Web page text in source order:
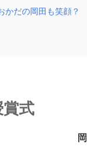
かだの岡田も笑顔？
賞式